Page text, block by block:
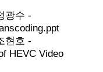
광수 -
현호 -
HEVC Video